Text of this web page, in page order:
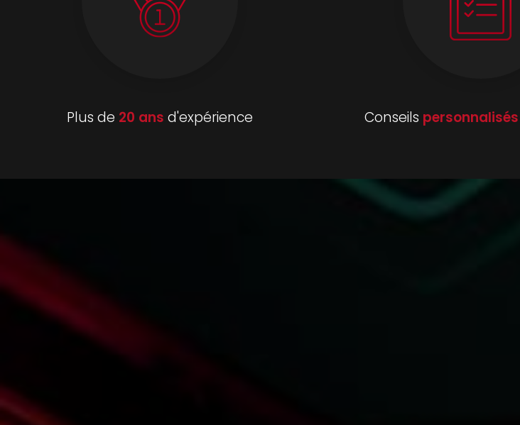
Plus de 20 ans d'expérience Conseils personnalisés